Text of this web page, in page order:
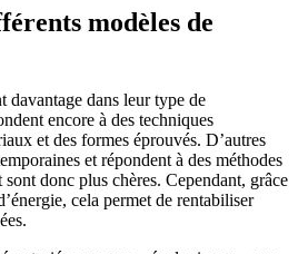
modèles de
davantage dans leur type de
encore à des techniques
et des formes éprouvés. D’autres
et répondent à des méthodes
donc plus chères. Cependant, grâce
cela permet de rentabiliser